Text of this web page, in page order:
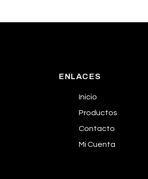
ENLACES
Inicio
Productos
Contacto
Mi Cuenta